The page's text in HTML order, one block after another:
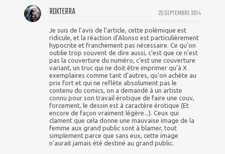
25 SEPTEMBRE 2014
ROKTERRA
Je suis de l'avis de l'article, cette polémique est
ridicule, et la réaction d'Alonso est particulièrement
hypocrite et franchement pas nécessaire. Ce qu'on
oublie trop souvent de dire aussi, c'est que ce n'est
pas la couverture du numéro, c'est une couverture
variant, un truc qui ne doit être imprimer qu'à X
exemplaires comme tant d'autres, qu'on achète au
prix fort et qui ne reflète absolument pas le
contenu du comics, on a demandé à un artiste
connu pour son travail érotique de faire une couv,
forcement, le dessin est à caractère érotique (Et
encore de façon vraiment légère...). Ceux qui
clament que cela donne une mauvaise image de la
femme aux grand public sont à blamer, tout
simplement parce que sans eux, cette image
n'aurait jamais été destiné au grand public.